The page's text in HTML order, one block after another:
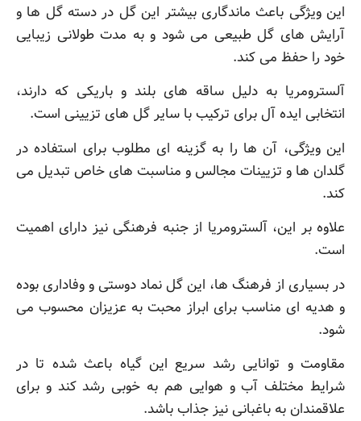
این ویژگی باعث ماندگاری بیشتر این گل در دسته گل ها و
آرایش های گل طبیعی می شود و به مدت طولانی زیبایی
خود را حفظ می کند.
آلسترومریا به دلیل ساقه های بلند و باریکی که دارند،
انتخابی ایده آل برای ترکیب با سایر گل های تزیینی است.
این ویژگی، آن ها را به گزینه ای مطلوب برای استفاده در
گلدان ها و تزیینات مجالس و مناسبت های خاص تبدیل می
کند.
علاوه بر این، آلسترومریا از جنبه فرهنگی نیز دارای اهمیت
است.
در بسیاری از فرهنگ ها، این گل نماد دوستی و وفاداری بوده
و هدیه ای مناسب برای ابراز محبت به عزیزان محسوب می
شود.
مقاومت و توانایی رشد سریع این گیاه باعث شده تا در
شرایط مختلف آب و هوایی هم به خوبی رشد کند و برای
علاقمندان به باغبانی نیز جذاب باشد.